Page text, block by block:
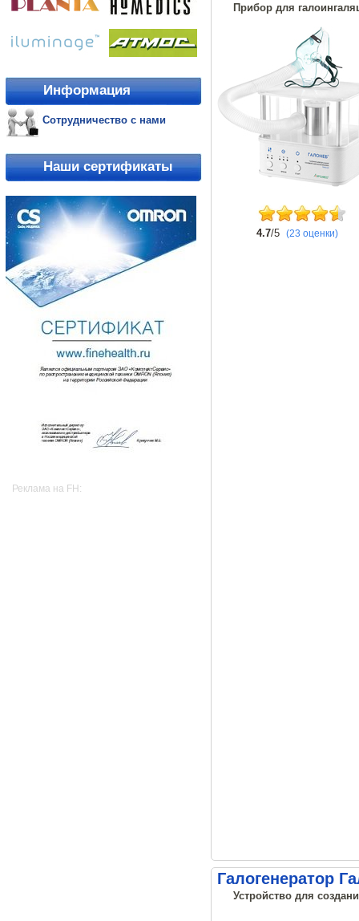
Информация
Сотрудничество с нами
Наши сертификаты
Реклама на FH:
Прибор для
4.7/5 (23 оценки)
Галогенератор
Устройство для